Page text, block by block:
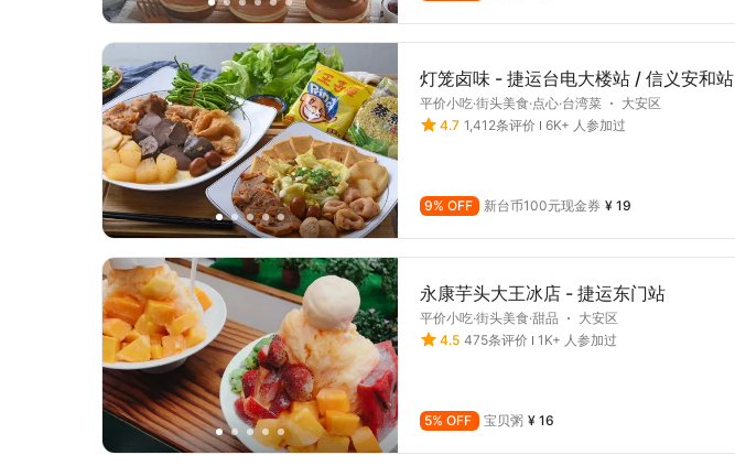
灯笼卤味 - 捷运台电大楼站 / 信义安和站
平价小吃·街头美食·点心·台湾菜
大安区
4.7 1,412条评价 6K+ 人参加过
9% OFF 新台币100元现金券 ¥ 19
永康芋头大王冰店 - 捷运东门站
平价小吃·街头美食·甜品
大安区
4.5 475条评价 1K+ 人参加过
5% OFF 宝贝粥 ¥ 16